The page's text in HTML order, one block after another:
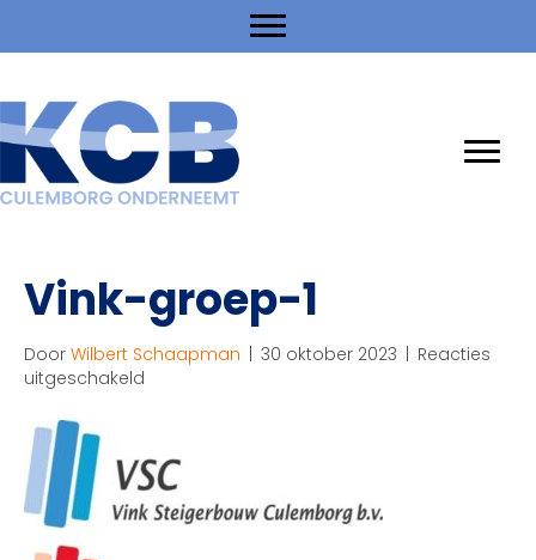
Vink-groep-1
Door Wilbert Schaapman | 30 oktober 2023 | Reacties
uitgeschakeld